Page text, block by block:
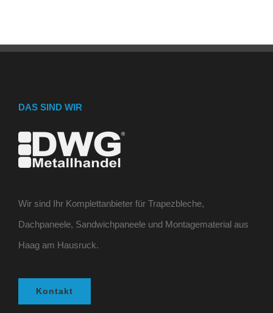
DAS SIND WIR
Wir sind Ihr Komplettanbieter für Trapezbleche,
Dachpaneele, Sandwichpaneele und Montagematerial aus
Haag am Hausruck.
Kontakt